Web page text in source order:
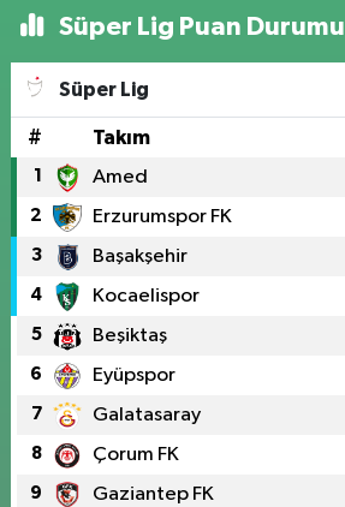
Süper Lig Puan Durumu
Süper Lig
# Takım
1 Amed
2 Erzurumspor FK
3 Başakşehir
4 Kocaelispor
5 Beşiktaş
6 Eyüpspor
7 Galatasaray
8 Çorum FK
9 Gaziantep FK